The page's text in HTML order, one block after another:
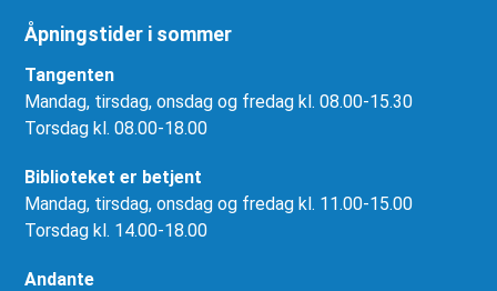
Åpningstider i sommer
Tangenten
Mandag, tirsdag, onsdag og fredag kl. 08.00-15.30
Torsdag kl. 08.00-18.00
Biblioteket er betjent
Mandag, tirsdag, onsdag og fredag kl. 11.00-15.00
Torsdag kl. 14.00-18.00
Andante